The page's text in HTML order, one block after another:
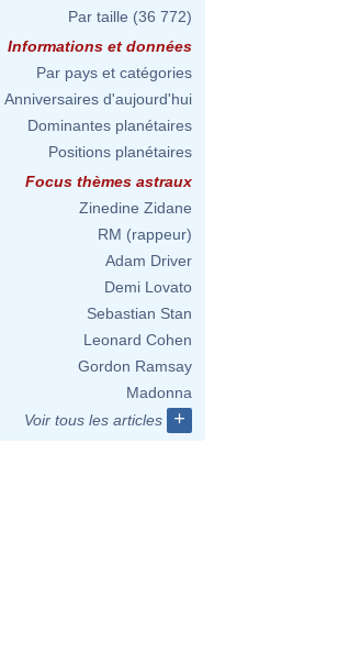
Par taille (36 772)
Informations et données
Par pays et catégories
Anniversaires d'aujourd'hui
Dominantes planétaires
Positions planétaires
Focus thèmes astraux
Zinedine Zidane
RM (rappeur)
Adam Driver
Demi Lovato
Sebastian Stan
Leonard Cohen
Gordon Ramsay
Madonna
Voir tous les articles
+